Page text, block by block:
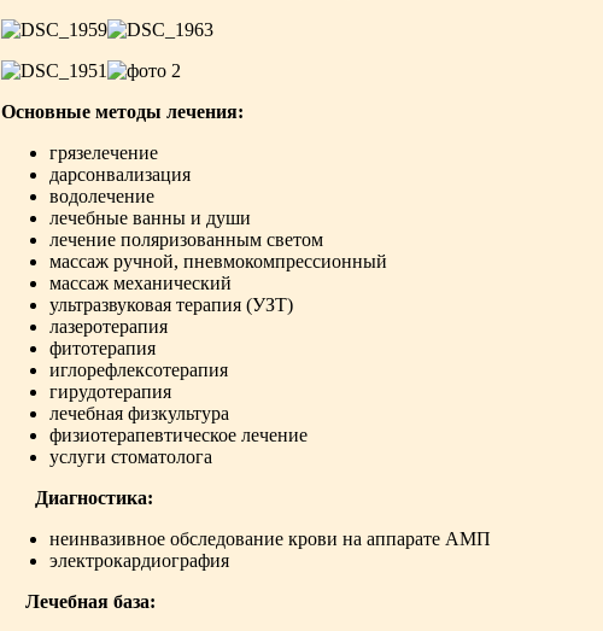
Основные методы лечения:
грязелечение
дарсонвализация
водолечение
лечебные ванны и души
лечение поляризованным светом
массаж ручной, пневмокомпрессионный
массаж механический
ультразвуковая терапия (УЗТ)
лазеротерапия
фитотерапия
иглорефлексотерапия
гирудотерапия
лечебная физкультура
физиотерапевтическое лечение
услуги стоматолога
Диагностика:
неинвазивное обследование крови на аппарате АМП
электрокардиография
Лечебная база: